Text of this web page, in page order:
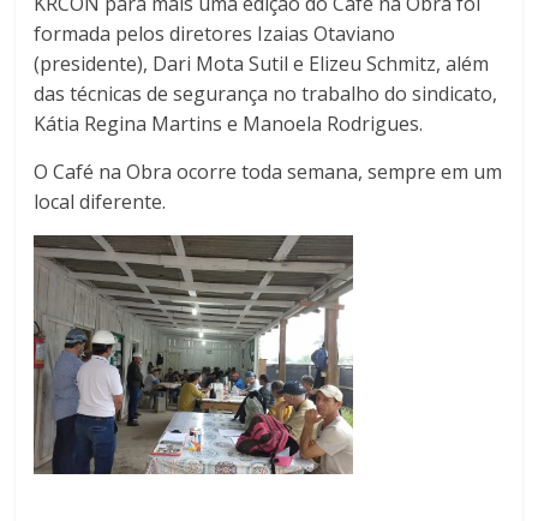
formada pelos diretores Izaias Otaviano
(presidente), Dari Mota Sutil e Elizeu Schmitz, além
das técnicas de segurança no trabalho do sindicato,
Kátia Regina Martins e Manoela Rodrigues.
O Café na Obra ocorre toda semana, sempre em um
local diferente.